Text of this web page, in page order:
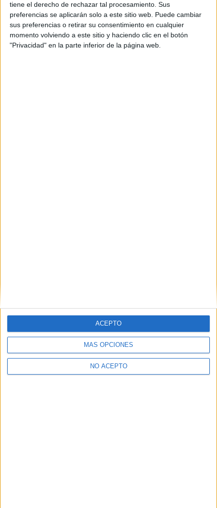
tiene el derecho de rechazar tal procesamiento. Sus
preferencias se aplicarán solo a este sitio web. Puede cambiar
sus preferencias o retirar su consentimiento en cualquier
momento volviendo a este sitio y haciendo clic en el botón
"Privacidad" en la parte inferior de la página web.
MÁS OPCIONES
NO ACEPTO
ACEPTO
Términos y Condiciones de Uso
Aceptolos Términos y Condicionesde uso*
Y como regalo de agradecimiento, por registrarte te daremos
gratis una copia de nuestro ebook con 100 consejos para tu
primer año de universidad